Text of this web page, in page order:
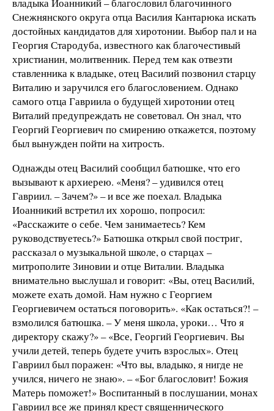
владыка Иоанникий – благословил благочинного
Снежнянского округа отца Василия Кантарюка искать
достойных кандидатов для хиротонии. Выбор пал и на
Георгия Стародуба, известного как благочестивый
христианин, молитвенник. Перед тем как отвезти
ставленника к владыке, отец Василий позвонил старцу
Виталию и заручился его благословением. Однако
самого отца Гавриила о будущей хиротонии отец
Виталий предупреждать не советовал. Он знал, что
Георгий Георгиевич по смирению откажется, поэтому
был вынужден пойти на хитрость.
Однажды отец Василий сообщил батюшке, что его
вызывают к архиерею. «Меня? – удивился отец
Гавриил. – Зачем?» – и все же поехал. Владыка
Иоанникий встретил их хорошо, попросил:
«Расскажите о себе. Чем занимаетесь? Кем
руководствуетесь?» Батюшка открыл свой постриг,
рассказал о музыкальной школе, о старцах –
митрополите Зиновии и отце Виталии. Владыка
внимательно выслушал и говорит: «Вы, отец Василий,
можете ехать домой. Нам нужно с Георгием
Георгиевичем остаться поговорить». «Как остаться?! –
взмолился батюшка. – У меня школа, уроки… Что я
директору скажу?» – «Все, Георгий Георгиевич. Вы
учили детей, теперь будете учить взрослых». Отец
Гавриил был поражен: «Что вы, владыко, я нигде не
учился, ничего не знаю». – «Бог благословит! Божия
Матерь поможет!» Воспитанный в послушании, монах
Гавриил все же принял крест священнического